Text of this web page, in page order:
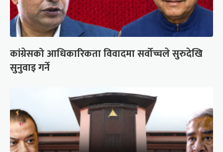
कांग्रेसको आधिकारिकता विवादमा सर्वोच्चले सुरुदेखि
सुनुवाइ गर्ने